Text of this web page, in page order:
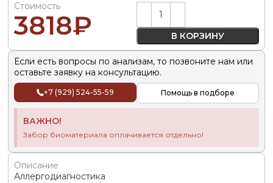
Стоимость
3818₽ В КОРЗИНУ
Alternative:
Если есть вопросы по анализам, то позвоните нам или
оставьте заявку на консультацию.
+7 (929) 524-55-59 Помощь в подборе
ВАЖНО!
Забор биоматериала оплачивается отдельно!
Описание
Аллергодиагностика